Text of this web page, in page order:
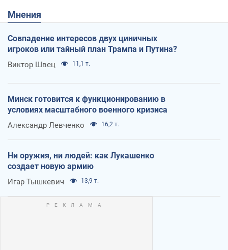
Мнения
Совпадение интересов двух циничных
игроков или тайный план Трампа и Путина?
Виктор Швец 11,1 т.
Минск готовится к функционированию в
условиях масштабного военного кризиса
Александр Левченко 16,2 т.
Ни оружия, ни людей: как Лукашенко
создает новую армию
Игар Тышкевич 13,9 т.